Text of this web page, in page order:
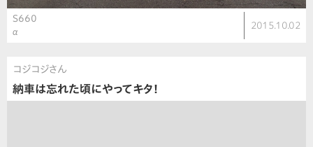
S660
α
2015.10.02
コジコジさん
納車は忘れた頃にやってキタ！